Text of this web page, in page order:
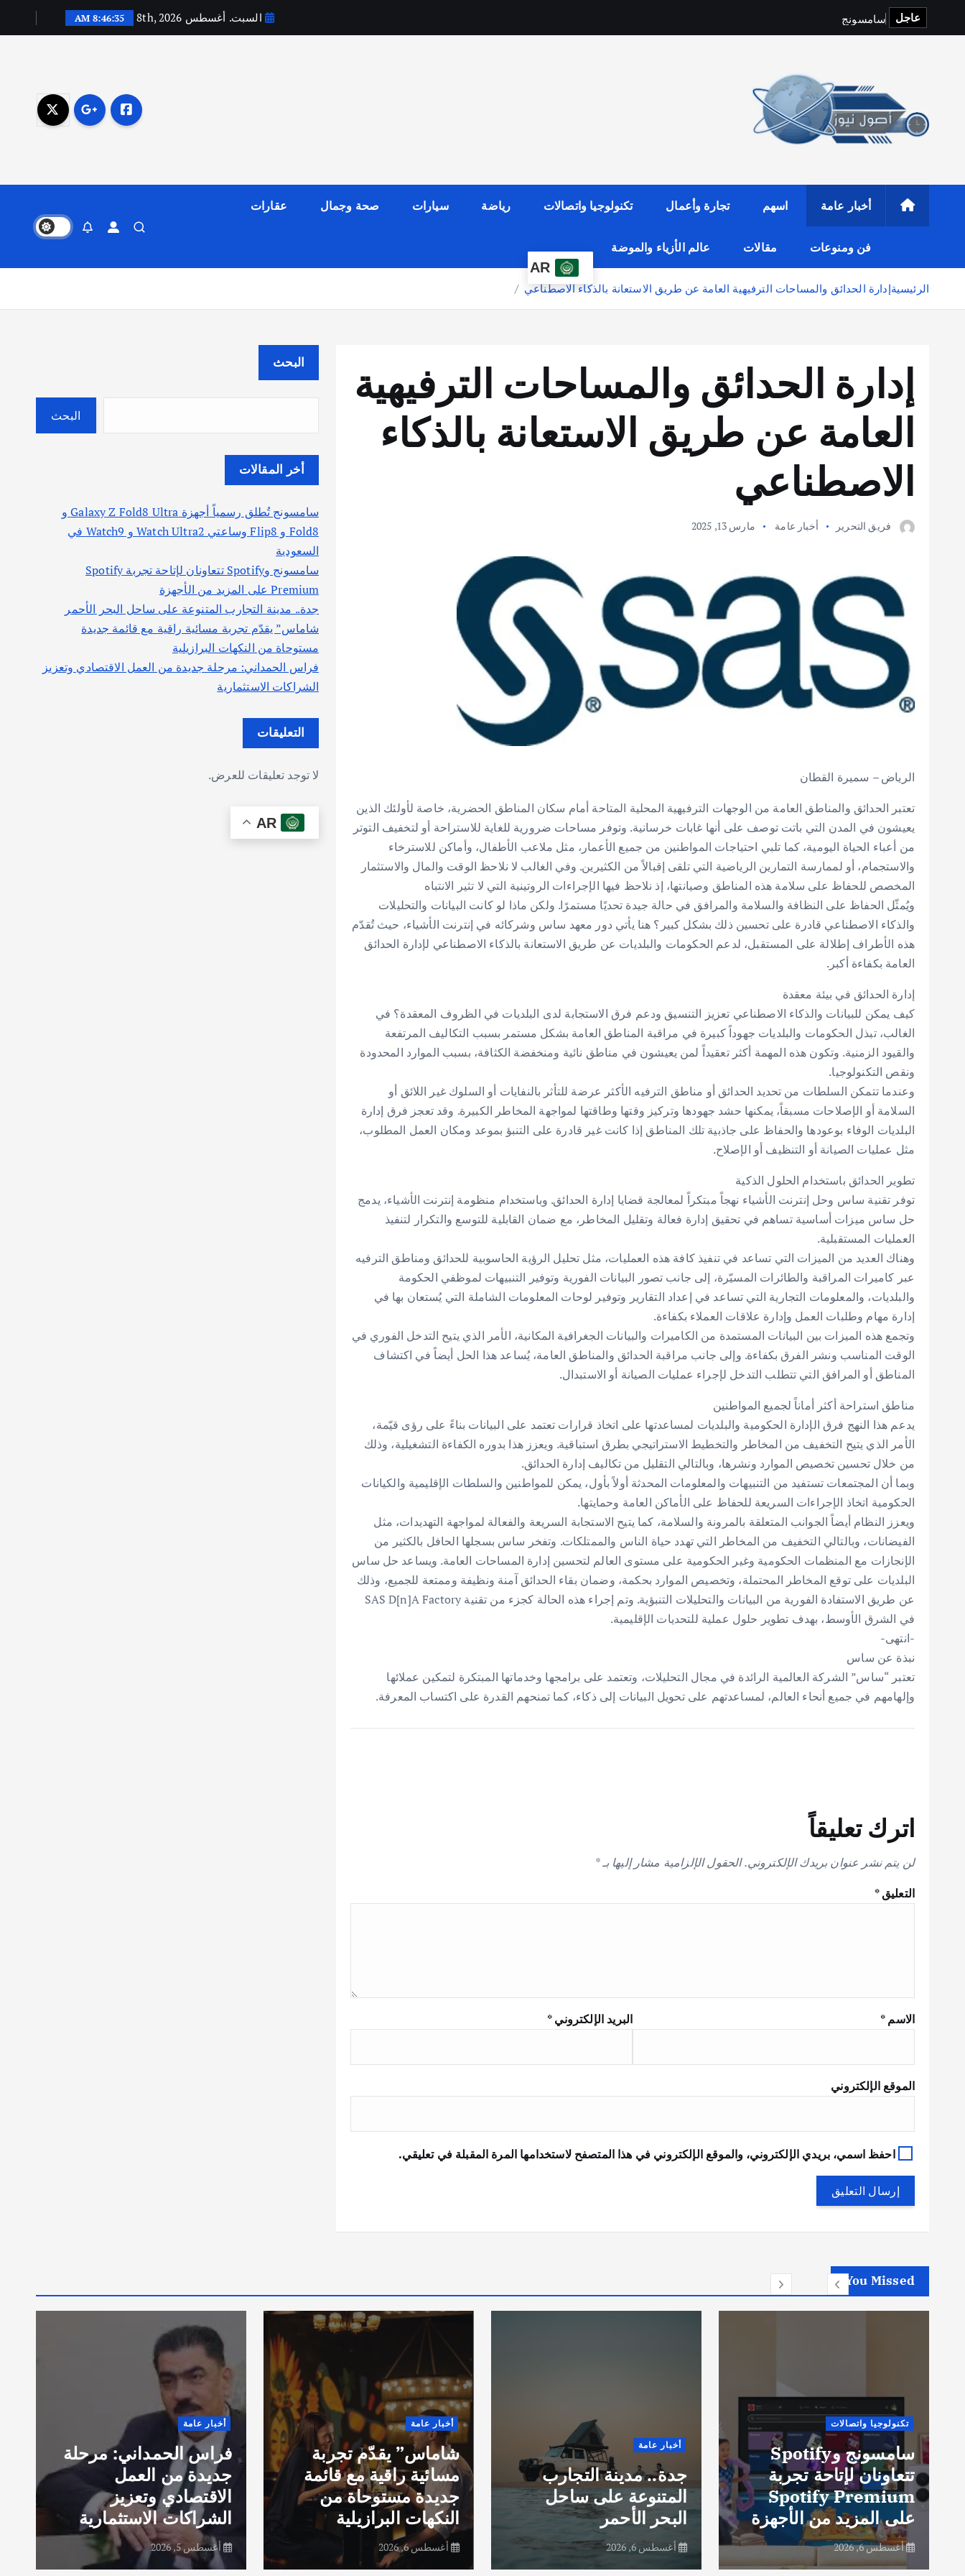
ى
عاجل سامسونج السبت. أغسطس 8th, 2026 8:46:36 AM
أخبار عامة اسهم تجارة وأعمال تكنولوجيا واتصالات رياضة سيارات صحة وجمال عقارات
فن ومنوعات مقالات
عالم الأزياء والموضة
AR
الرئيسيةإدارة الحدائق والمساحات الترفيهية العامة عن طريق الاستعانة بالذكاء الاصطناعي
إدارة الحدائق والمساحات الترفيهية
العامة عن طريق الاستعانة بالذكاء
الاصطناعي
فريق التحرير أخبار عامة مارس 13, 2025
الرياض – سميرة القطان
تعتبر الحدائق والمناطق العامة من الوجهات الترفيهية المحلية المتاحة أمام سكان المناطق الحضرية، خاصة لأولئك الذين
يعيشون في المدن التي باتت توصف على أنها غابات خرسانية. وتوفر مساحات ضرورية للغاية للاستراحة أو لتخفيف التوتر
من أعباء الحياة اليومية، كما تلبي احتياجات المواطنين من جميع الأعمار، مثل ملاعب الأطفال، وأماكن للاسترخاء
والاستجمام، أو لممارسة التمارين الرياضية التي تلقى إقبالاً من الكثيرين. وفي الغالب لا نلاحظ الوقت والمال والاستثمار
المخصص للحفاظ على سلامة هذه المناطق وصيانتها، إذ نلاحظ فيها الإجراءات الروتينية التي لا تثير الانتباه
ويُمثّل الحفاظ على النظافة والسلامة والمرافق في حالة جيدة تحديًا مستمرًا. ولكن ماذا لو كانت البيانات والتحليلات
والذكاء الاصطناعي قادرة على تحسين ذلك بشكل كبير؟ هنا يأتي دور معهد ساس وشركائه في إنترنت الأشياء، حيث تُقدّم
هذه الأطراف إطلالة على المستقبل، لدعم الحكومات والبلديات عن طريق الاستعانة بالذكاء الاصطناعي لإدارة الحدائق
العامة بكفاءة أكبر.
إدارة الحدائق في بيئة معقدة
كيف يمكن للبيانات والذكاء الاصطناعي تعزيز التنسيق ودعم فرق الاستجابة لدى البلديات في الظروف المعقدة؟ في
الغالب، تبذل الحكومات والبلديات جهوداً كبيرة في مراقبة المناطق العامة بشكل مستمر بسبب التكاليف المرتفعة
والقيود الزمنية. وتكون هذه المهمة أكثر تعقيداً لمن يعيشون في مناطق نائية ومنخفضة الكثافة، بسبب الموارد المحدودة
ونقص التكنولوجيا.
وعندما تتمكن السلطات من تحديد الحدائق أو مناطق الترفيه الأكثر عرضة للتأثر بالنفايات أو السلوك غير اللائق أو
السلامة أو الإصلاحات مسبقاً، يمكنها حشد جهودها وتركيز وقتها وطاقتها لمواجهة المخاطر الكبيرة. وقد تعجز فرق إدارة
البلديات الوفاء بوعودها والحفاظ على جاذبية تلك المناطق إذا كانت غير قادرة على التنبؤ بموعد ومكان العمل المطلوب،
مثل عمليات الصيانة أو التنظيف أو الإصلاح.
تطوير الحدائق باستخدام الحلول الذكية
توفر تقنية ساس وحل إنترنت الأشياء نهجاً مبتكراً لمعالجة قضايا إدارة الحدائق. وباستخدام منظومة إنترنت الأشياء، يدمج
حل ساس ميزات أساسية تساهم في تحقيق إدارة فعالة وتقليل المخاطر، مع ضمان القابلية للتوسع والتكرار لتنفيذ
العمليات المستقبلية.
وهناك العديد من الميزات التي تساعد في تنفيذ كافة هذه العمليات، مثل تحليل الرؤية الحاسوبية للحدائق ومناطق الترفيه
عبر كاميرات المراقبة والطائرات المسيّرة، إلى جانب تصور البيانات الفورية وتوفير التنبيهات لموظفي الحكومة
والبلديات، والمعلومات التجارية التي تساعد في إعداد التقارير وتوفير لوحات المعلومات الشاملة التي يُستعان بها في
إدارة مهام وطلبات العمل وإدارة علاقات العملاء بكفاءة.
وتجمع هذه الميزات بين البيانات المستمدة من الكاميرات والبيانات الجغرافية المكانية، الأمر الذي يتيح التدخل الفوري في
الوقت المناسب ونشر الفرق بكفاءة. وإلى جانب مراقبة الحدائق والمناطق العامة، يُساعد هذا الحل أيضاً في اكتشاف
المناطق أو المرافق التي تتطلب التدخل لإجراء عمليات الصيانة أو الاستبدال.
مناطق استراحة أكثر أماناً لجميع المواطنين
يدعم هذا النهج فرق الإدارة الحكومية والبلديات لمساعدتها على اتخاذ قرارات تعتمد على البيانات بناءً على رؤى قيّمة،
الأمر الذي يتيح التخفيف من المخاطر والتخطيط الاستراتيجي بطرق استباقية. ويعزز هذا بدوره الكفاءة التشغيلية، وذلك
من خلال تحسين تخصيص الموارد ونشرها، وبالتالي التقليل من تكاليف إدارة الحدائق.
وبما أن المجتمعات تستفيد من التنبيهات والمعلومات المحدثة أولاً بأول، يمكن للمواطنين والسلطات الإقليمية والكيانات
الحكومية اتخاذ الإجراءات السريعة للحفاظ على الأماكن العامة وحمايتها.
ويعزز النظام أيضاً الجوانب المتعلقة بالمرونة والسلامة، كما يتيح الاستجابة السريعة والفعالة لمواجهة التهديدات، مثل
الفيضانات، وبالتالي التخفيف من المخاطر التي تهدد حياة الناس والممتلكات. وتفخر ساس بسجلها الحافل بالكثير من
الإنجازات مع المنظمات الحكومية وغير الحكومية على مستوى العالم لتحسين إدارة المساحات العامة. ويساعد حل ساس
البلديات على توقع المخاطر المحتملة، وتخصيص الموارد بحكمة، وضمان بقاء الحدائق آمنة ونظيفة وممتعة للجميع، وذلك
عن طريق الاستفادة الفورية من البيانات والتحليلات التنبؤية. وتم إجراء هذه الحالة كجزء من تقنية SAS D[n]A Factory
في الشرق الأوسط، بهدف تطوير حلول عملية للتحديات الإقليمية.
-انتهى-
نبذة عن ساس
تعتبر “ساس” الشركة العالمية الرائدة في مجال التحليلات، وتعتمد على برامجها وخدماتها المبتكرة لتمكين عملائها
وإلهامهم في جميع أنحاء العالم، لمساعدتهم على تحويل البيانات إلى ذكاء، كما تمنحهم القدرة على اكتساب المعرفة.
اترك تعليقاً
لن يتم نشر عنوان بريدك الإلكتروني. الحقول الإلزامية مشار إليها بـ*
التعليق*
الاسم* البريد الإلكتروني*
الموقع الإلكتروني
احفظ اسمي، بريدي الإلكتروني، والموقع الإلكتروني في هذا المتصفح لاستخدامها المرة المقبلة في تعليقي.
البحث
البحث
أخر المقالات
سامسونج تُطلق رسمياً أجهزة Galaxy Z Fold8 Ultra و
Fold8 و Flip8 وساعتي Watch Ultra2 و Watch9 في
السعودية
سامسونج وSpotify تتعاونان لإتاحة تجربة Spotify
Premium على المزيد من الأجهزة
جدة.. مدينة التجارب المتنوعة على ساحل البحر الأحمر
شاماس” يقدّم تجربة مسائية راقية مع قائمة جديدة
مستوحاة من النكهات البرازيلية
فراس الحمداني: مرحلة جديدة من العمل الاقتصادي وتعزيز
الشراكات الاستثمارية
التعليقات
لا توجد تعليقات للعرض.
AR
You Missed
تكنولوجيا واتصالات
سامسونج وSpotify
تتعاونان لإتاحة تجربة
Spotify Premium
على المزيد من الأجهزة
أغسطس 6, 2026
أخبار عامة
جدة.. مدينة التجارب
المتنوعة على ساحل
البحر الأحمر
أغسطس 6, 2026
أخبار عامة
شاماس” يقدّم تجربة
مسائية راقية مع قائمة
جديدة مستوحاة من
النكهات البرازيلية
أغسطس 6, 2026
أخبار عامة
فراس الحمداني: مرحلة
جديدة من العمل
الاقتصادي وتعزيز
الشراكات الاستثمارية
أغسطس 5, 2026